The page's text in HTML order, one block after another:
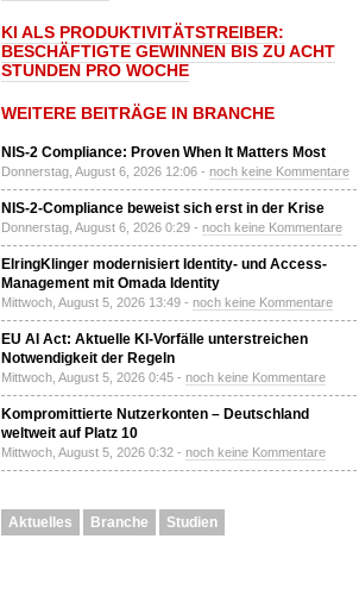
KI ALS PRODUKTIVITÄTSTREIBER:
BESCHÄFTIGTE GEWINNEN BIS ZU ACHT
STUNDEN PRO WOCHE
WEITERE BEITRÄGE IN BRANCHE
NIS-2 Compliance: Proven When It Matters Most
Donnerstag, August 6, 2026 12:06 - noch keine Kommentare
NIS-2-Compliance beweist sich erst in der Krise
Donnerstag, August 6, 2026 0:29 - noch keine Kommentare
ElringKlinger modernisiert Identity- und Access-
Management mit Omada Identity
Mittwoch, August 5, 2026 13:49 - noch keine Kommentare
EU AI Act: Aktuelle KI-Vorfälle unterstreichen
Notwendigkeit der Regeln
Mittwoch, August 5, 2026 0:45 - noch keine Kommentare
Kompromittierte Nutzerkonten – Deutschland
weltweit auf Platz 10
Mittwoch, August 5, 2026 0:32 - noch keine Kommentare
Aktuelles Branche Studien